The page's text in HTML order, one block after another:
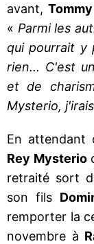
avant,
« Parmi les
qui pourrait y
rien... C'est
et de
Mysterio,
En attendant
Rey Mysterio
retraité sort
son fils
remporter la
novembre à